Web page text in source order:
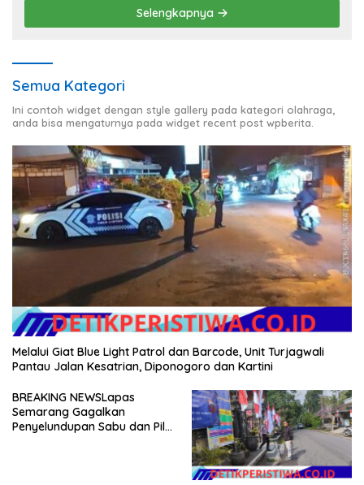
Selengkapnya
Semua Kategori
Ini contoh widget dengan style gallery pada kategori olahraga,
anda bisa mengaturnya pada widget recent post wpberita.
Melalui Giat Blue Light Patrol dan Barcode, Unit Turjagwali
Pantau Jalan Kesatrian, Diponogoro dan Kartini
BREAKING NEWSLapas
Semarang Gagalkan
Penyelundupan Sabu dan Pil